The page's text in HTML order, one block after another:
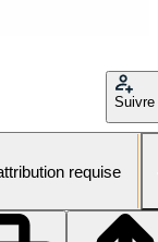
Suivre
requise